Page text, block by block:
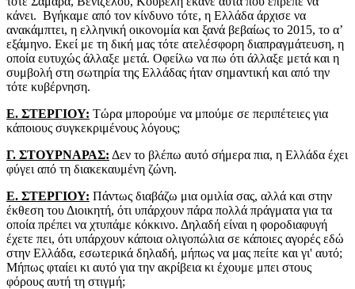
κάνει. Βγήκαμε από τον κίνδυνο τότε, η Ελλάδα άρχισε να
ανακάμπτει, η ελληνική οικονομία και ξανά βεβαίως το 2015, το α’
εξάμηνο. Εκεί με τη δική μας τότε ατελέσφορη διαπραγμάτευση, η
οποία ευτυχώς άλλαξε μετά. Οφείλω να πω ότι άλλαξε μετά και η
συμβολή στη σωτηρία της Ελλάδας ήταν σημαντική και από την
τότε κυβέρνηση.
Ε. ΣΤΕΡΓΙΟΥ: Τώρα μπορούμε να μπούμε σε περιπέτειες για
κάποιους συγκεκριμένους λόγους;
Γ. ΣΤΟΥΡΝΑΡΑΣ: Δεν το βλέπω αυτό σήμερα πια, η Ελλάδα έχει
φύγει από τη διακεκαυμένη ζώνη.
Ε. ΣΤΕΡΓΙΟΥ: Πάντως διαβάζω μια ομιλία σας, αλλά και στην
έκθεση του Διοικητή, ότι υπάρχουν πάρα πολλά πράγματα για τα
οποία πρέπει να χτυπάμε κόκκινο. Δηλαδή είναι η φοροδιαφυγή
έχετε πει, ότι υπάρχουν κάποια ολιγοπώλια σε κάποιες αγορές εδώ
στην Ελλάδα, εσωτερικά δηλαδή, μήπως να μας πείτε και γι' αυτό;
Μήπως φταίει κι αυτό για την ακρίβεια κι έχουμε μπει στους
φόρους αυτή τη στιγμή;